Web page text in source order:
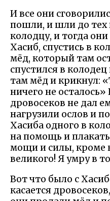
И все они
пошли, и шли до тех
колодцу, и тогда
Хасиб, спустись в
мёд, который там
спустился в
там мёд и крикнул:
ничего не
дровосеков не дал
нагрузили ослов и
Хасиба одного в
на помощь и
мощи и силы, кроме
великого! Я умру в
Вот что было с
касается